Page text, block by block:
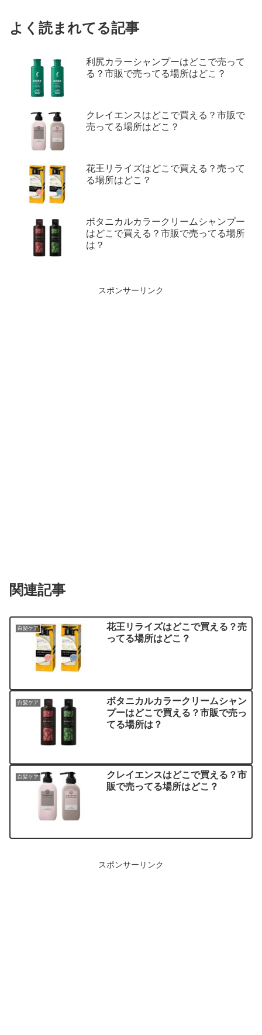
よく読まれてる記事
利尻カラーシャンプーはどこで売って
る？市販で売ってる場所はどこ？
クレイエンスはどこで買える？市販で
売ってる場所はどこ？
花王リライズはどこで買える？売って
る場所はどこ？
ボタニカルカラークリームシャンプー
はどこで買える？市販で売ってる場所
は？
スポンサーリンク
関連記事
白髪ケア
花王リライズはどこで買える？売
ってる場所はどこ？
白髪ケア
ボタニカルカラークリームシャン
プーはどこで買える？市販で売っ
てる場所は？
白髪ケア
クレイエンスはどこで買える？市
販で売ってる場所はどこ？
スポンサーリンク